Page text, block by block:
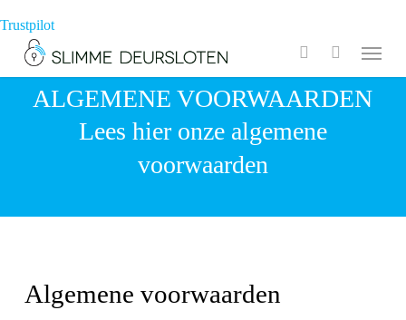
content
Trustpilot
Menu
ALGEMENE VOORWAARDEN
Lees hier onze algemene
voorwaarden
Algemene voorwaarden